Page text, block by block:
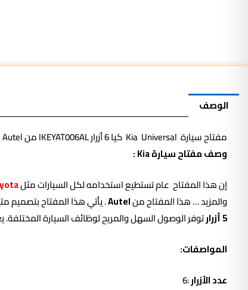
IKEYAT006AL
Autel
الوصف
مفتاح سيارة Kia Universal كيا 6 أزرار IKEYAT006AL من Autel
وصف مفتاح سيارة Kia :
إن هذاالمفتاح عام تستطيع استخدامه لكل السيارات مثل
والمزيد … هذا المفتاح منAutel. يأتي هذا المفتاح بتصميم
5أزرارتوفر الوصول السهل والمريح لوظائف السيارة المختلفة.
المواصفات:
عدد الأزرار:6